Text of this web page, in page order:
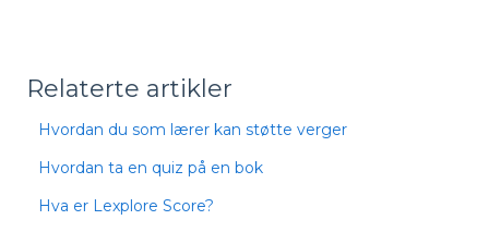
Relaterte artikler
Hvordan du som lærer kan støtte verger
Hvordan ta en quiz på en bok
Hva er Lexplore Score?